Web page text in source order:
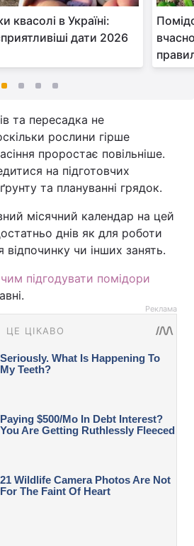
квасолі в Україні:
дати 2026
та пересадка не
рослини гірше
проростає повільніше.
на підготовчих
та плануванні грядок.
місячний календар на цей
днів як для роботи
відпочинку чи інших занять.
чим підгодувати помідори
Реклама